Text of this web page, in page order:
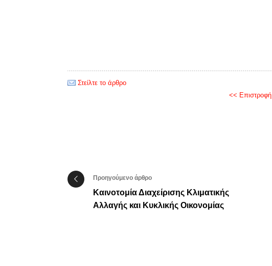
Στείλτε το άρθρο
<< Επιστροφή
Προηγούμενο άρθρο
Καινοτομία Διαχείρισης Κλιματικής
Αλλαγής και Κυκλικής Οικονομίας